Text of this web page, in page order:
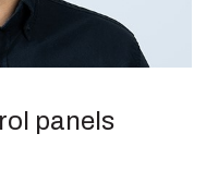
panels